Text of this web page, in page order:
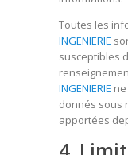
Toutes les
INGENIERIE
susceptibles
INGENIERIE
donnés sous
apportées